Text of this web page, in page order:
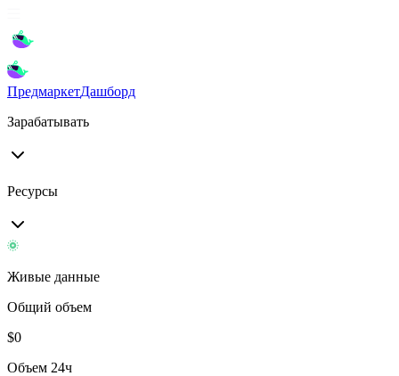
ПредмаркетДашборд
Зарабатывать
Ресурсы
Живые данные
Общий объем
$0
Объем 24ч